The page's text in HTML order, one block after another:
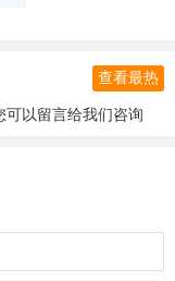
查看最热
可以留言给我们咨询